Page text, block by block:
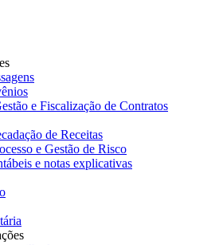
e Fiscalização de Contratos
de Receitas
e Gestão de Risco
e notas explicativas